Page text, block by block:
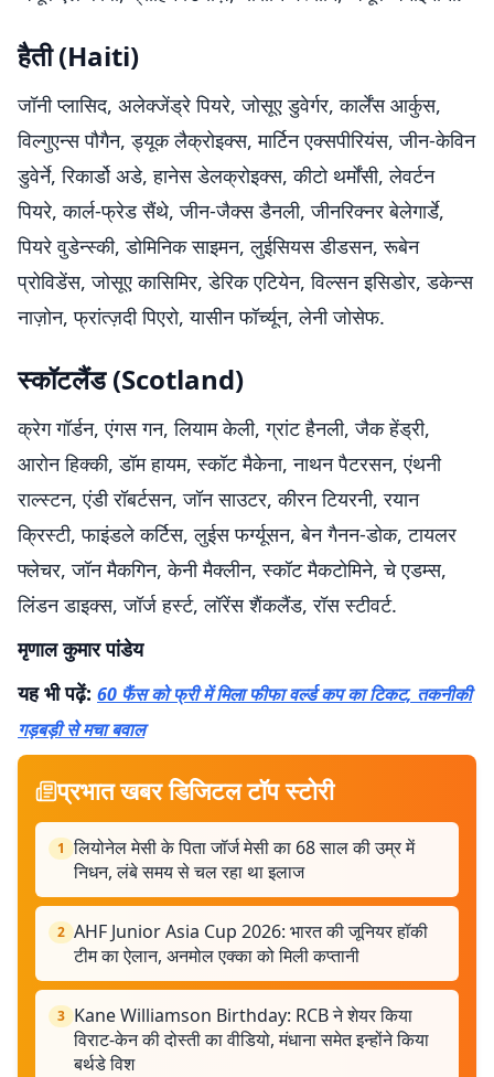
हैती (Haiti)
जॉनी प्लासिद, अलेक्जेंड्रे पियरे, जोसूए डुवेर्गर, कार्लेंस आर्कुस,
विल्गुएन्स पौगैन, ड्यूक लैक्रोइक्स, मार्टिन एक्सपीरियंस, जीन-केविन
डुवेर्ने, रिकार्डो अडे, हानेस डेलक्रोइक्स, कीटो थर्मोंसी, लेवर्टन
पियरे, कार्ल-फ्रेड सैंथे, जीन-जैक्स डैनली, जीनरिक्नर बेलेगार्डे,
पियरे वुडेन्स्की, डोमिनिक साइमन, लुईसियस डीडसन, रूबेन
प्रोविडेंस, जोसूए कासिमिर, डेरिक एटियेन, विल्सन इसिडोर, डकेन्स
नाज़ोन, फ्रांत्ज़दी पिएरो, यासीन फॉर्च्यून, लेनी जोसेफ.
स्कॉटलैंड (Scotland)
क्रेग गॉर्डन, एंगस गन, लियाम केली, ग्रांट हैनली, जैक हेंड्री,
आरोन हिक्की, डॉम हायम, स्कॉट मैकेना, नाथन पैटरसन, एंथनी
राल्स्टन, एंडी रॉबर्टसन, जॉन साउटर, कीरन टियरनी, रयान
क्रिस्टी, फाइंडले कर्टिस, लुईस फर्ग्यूसन, बेन गैनन-डोक, टायलर
फ्लेचर, जॉन मैकगिन, केनी मैक्लीन, स्कॉट मैकटोमिने, चे एडम्स,
लिंडन डाइक्स, जॉर्ज हर्स्ट, लॉरेंस शैंकलैंड, रॉस स्टीवर्ट.
मृणाल कुमार पांडेय
यह भी पढ़ें: 60 फैंस को फ्री में मिला फीफा वर्ल्ड कप का टिकट, तकनीकी
गड़बड़ी से मचा बवाल
प्रभात खबर डिजिटल टॉप स्टोरी
1 लियोनेल मेसी के पिता जॉर्ज मेसी का 68 साल की उम्र में
निधन, लंबे समय से चल रहा था इलाज
2 AHF Junior Asia Cup 2026: भारत की जूनियर हॉकी
टीम का ऐलान, अनमोल एक्का को मिली कप्तानी
3 Kane Williamson Birthday: RCB ने शेयर किया
विराट-केन की दोस्ती का वीडियो, मंधाना समेत इन्होंने किया
बर्थडे विश